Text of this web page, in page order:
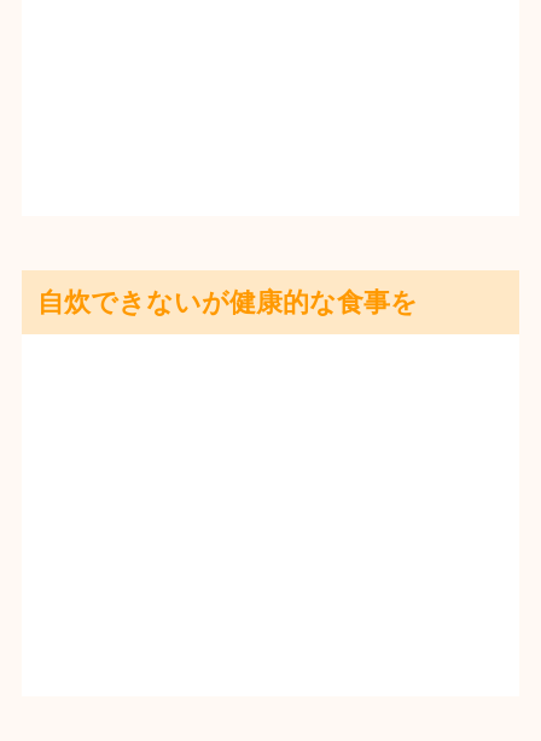
自炊できないが健康的な食事を